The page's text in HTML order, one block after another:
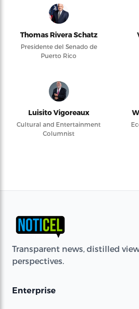
Thomas Rivera Schatz
Presidente del Senado de
Puerto Rico
Luisito Vigoreaux
Cultural and Entertainment
Columnist
Transparent news, distilled
perspectives.
Enterprise